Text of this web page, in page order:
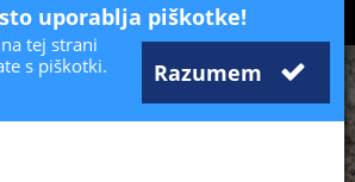
uporablja piškotke!
Razumem
tej strani
s piškotki.